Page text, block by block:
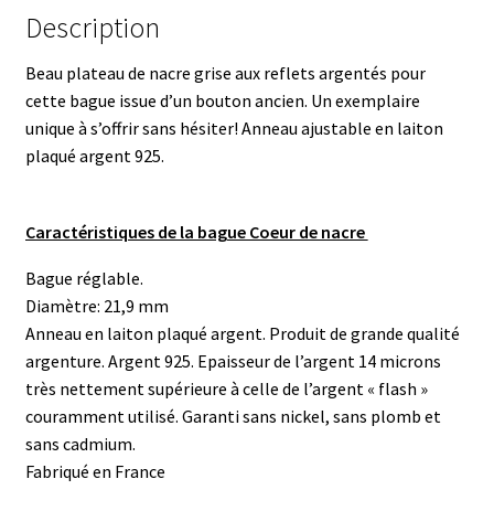
Description
Beau plateau de nacre grise aux reflets argentés pour
cette bague issue d’un bouton ancien. Un exemplaire
unique à s’offrir sans hésiter! Anneau ajustable en laiton
plaqué argent 925.
Caractéristiques de la bague Coeur de nacre
Bague réglable.
Diamètre: 21,9 mm
Anneau en laiton plaqué argent. Produit de grande qualité
argenture. Argent 925. Epaisseur de l’argent 14 microns
très nettement supérieure à celle de l’argent « flash »
couramment utilisé. Garanti sans nickel, sans plomb et
sans cadmium.
Fabriqué en France